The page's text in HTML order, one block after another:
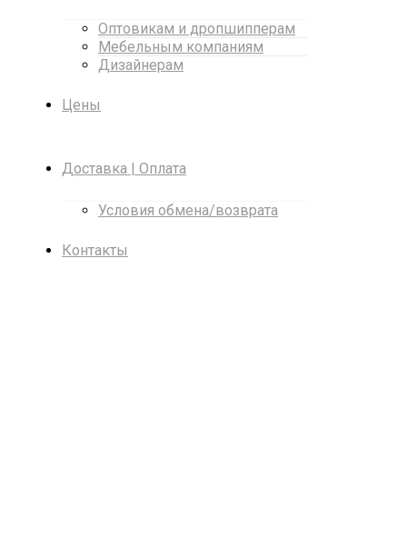
Оптовикам и дропшипперам
Мебельным компаниям
Дизайнерам
Цены
Доставка | Оплата
Условия обмена/возврата
Контакты